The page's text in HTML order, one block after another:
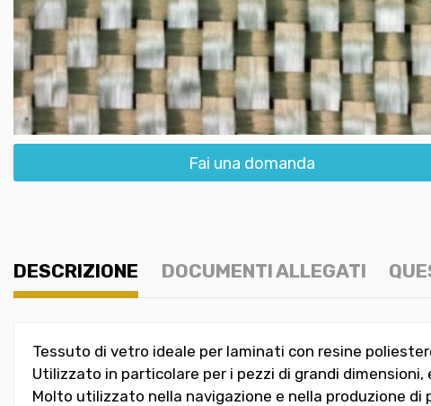
Fai una domanda
DESCRIZIONE DOCUMENTI ALLEGATI
Tessuto di vetro ideale per laminati con resine
Utilizzato in particolare per i pezzi di grandi
Molto utilizzato nella navigazione e nella produzione